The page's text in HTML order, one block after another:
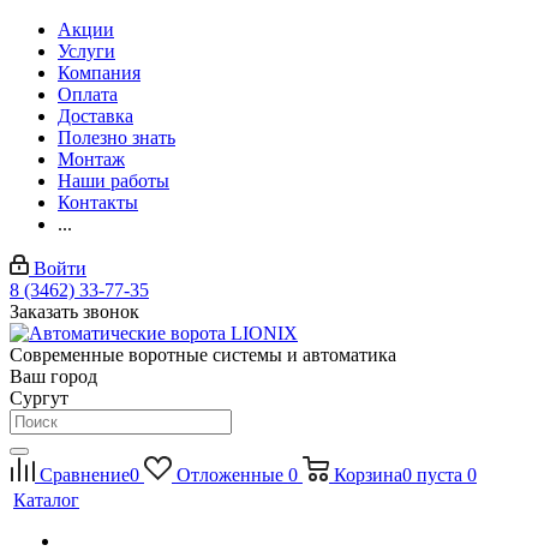
Акции
Услуги
Компания
Оплата
Доставка
Полезно знать
Монтаж
Наши работы
Контакты
...
Войти
8 (3462) 33-77-35
Заказать звонок
Современные воротные системы и автоматика
Ваш город
Сургут
Сравнение0 Отложенные 0 Корзина0 пуста 0
Каталог